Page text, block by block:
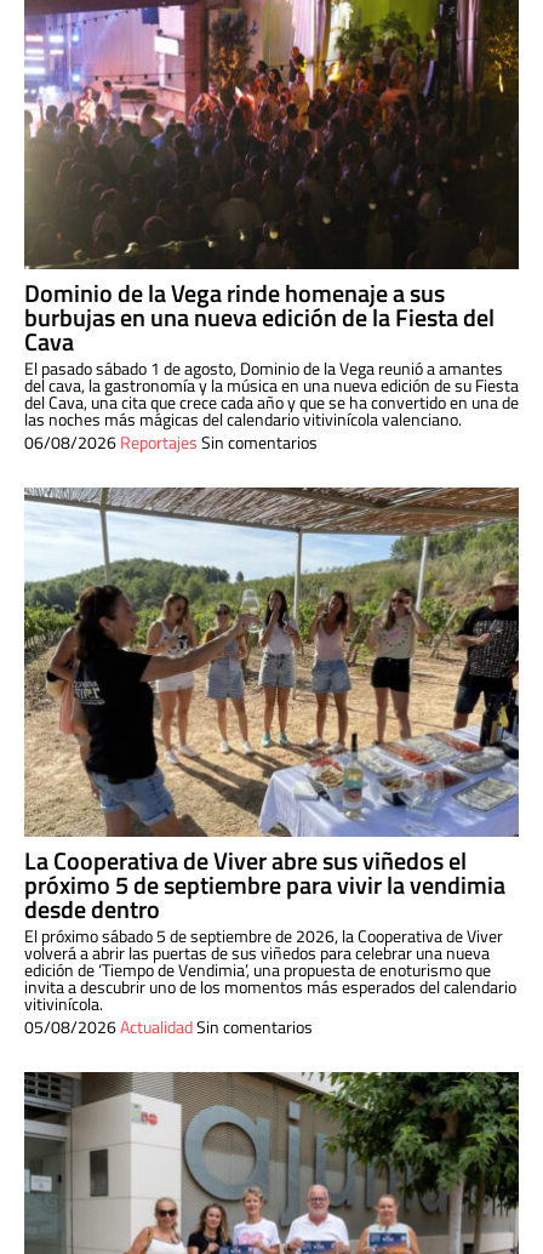
Dominio de la Vega rinde homenaje a sus
burbujas en una nueva edición de la Fiesta del
Cava
El pasado sábado 1 de agosto, Dominio de la Vega reunió a amantes
del cava, la gastronomía y la música en una nueva edición de su Fiesta
del Cava, una cita que crece cada año y que se ha convertido en una de
las noches más mágicas del calendario vitivinícola valenciano.
06/08/2026ReportajesSin comentarios
La Cooperativa de Viver abre sus viñedos el
próximo 5 de septiembre para vivir la vendimia
desde dentro
El próximo sábado 5 de septiembre de 2026, la Cooperativa de Viver
volverá a abrir las puertas de sus viñedos para celebrar una nueva
edición de ‘Tiempo de Vendimia’, una propuesta de enoturismo que
invita a descubrir uno de los momentos más esperados del calendario
vitivinícola.
05/08/2026ActualidadSin comentarios